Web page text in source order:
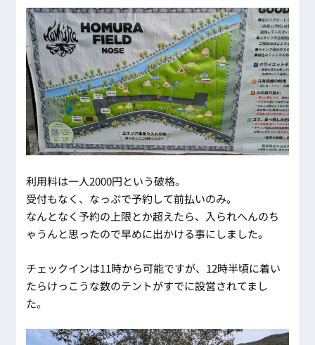
利用料は一人2000円という破格。
受付もなく、なっぷで予約して前払いのみ。
なんとなく予約の上限とか超えたら、入られへんのち
ゃうんと思ったので早めに出かける事にしました。
チェックインは11時から可能ですが、12時半頃に着い
たらけっこうな数のテントがすでに設営されてまし
た。